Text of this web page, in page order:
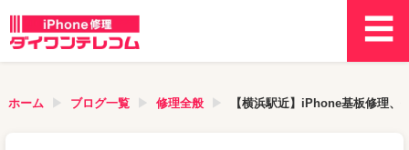
ホーム ブログ一覧 修理全般 【横浜駅近】iPhone基板修理、